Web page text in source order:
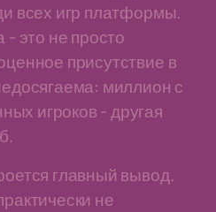
всех игр платформы.
- это не просто
присутствие в
миллион с
игроков - другая
главный вывод.
не